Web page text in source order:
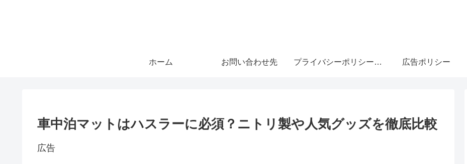
ホーム お問い合わせ先 プライバシーポリシー・免責事項 広告ポリシー
車中泊マットはハスラーに必須？ニトリ製や人気グッズを徹底比較
広告